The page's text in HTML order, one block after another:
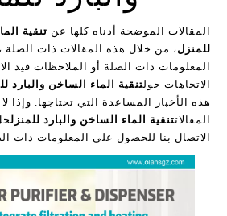
المقالات الموضحة أدناه كلها عن تنقية
للمنزل ، من خلال هذه المقالات ذات
المعلومات ذات الصلة أو الملاحظات قيد
الاتجاهات حولتنقية الماء الساخن والبارد
هذه الأخبار المساعدة التي تحتاجها. وإذا
المقالاتتنقية الماء الساخن والبارد للمنزل
الاتصال بنا للحصول على المعلومات ذات